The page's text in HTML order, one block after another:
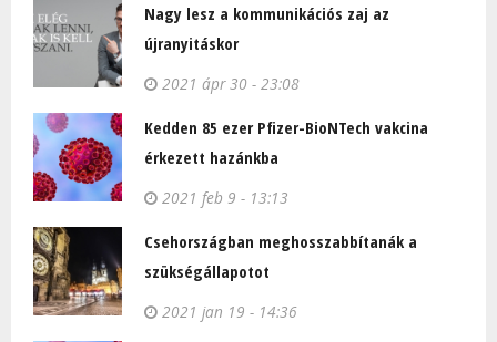
Nagy lesz a kommunikációs zaj az
újranyitáskor
2021 ápr 30 - 23:08
Kedden 85 ezer Pfizer-BioNTech vakcina
érkezett hazánkba
2021 feb 9 - 13:13
Csehországban meghosszabbítanák a
szükségállapotot
2021 jan 19 - 14:36